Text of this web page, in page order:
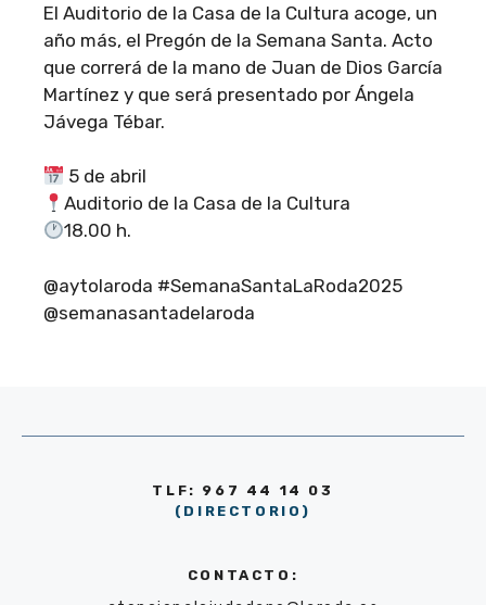
El Auditorio de la Casa de la Cultura acoge, un
año más, el Pregón de la Semana Santa. Acto
que correrá de la mano de Juan de Dios García
Martínez y que será presentado por Ángela
Jávega Tébar.
5 de abril
Auditorio de la Casa de la Cultura
18.00 h.
@aytolaroda #SemanaSantaLaRoda2025
@semanasantadelaroda
TLF: 967 44 14 03
(DIRECTORIO)
CONTACTO: